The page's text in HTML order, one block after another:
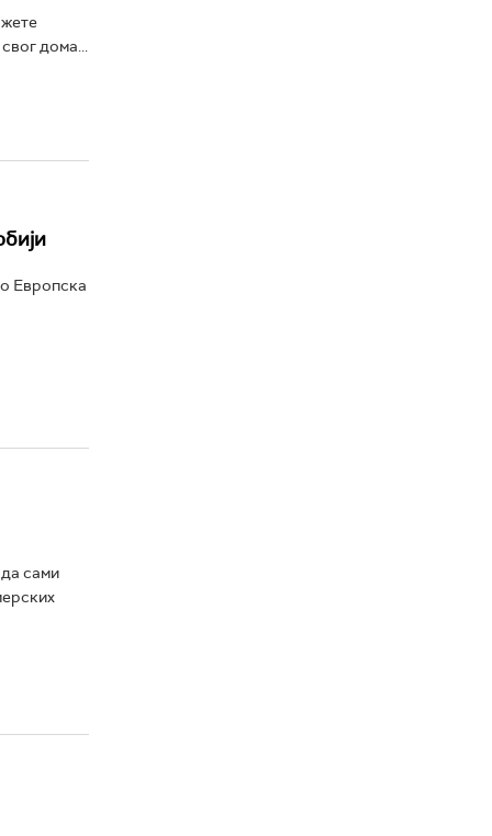
дома...
Европска
сами